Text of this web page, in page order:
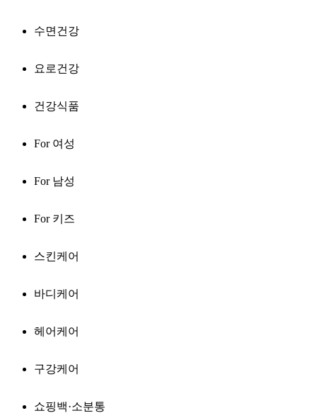
수면건강
요로건강
건강식품
For 여성
For 남성
For 키즈
스킨케어
바디케어
헤어케어
구강케어
쇼핑백·소분통